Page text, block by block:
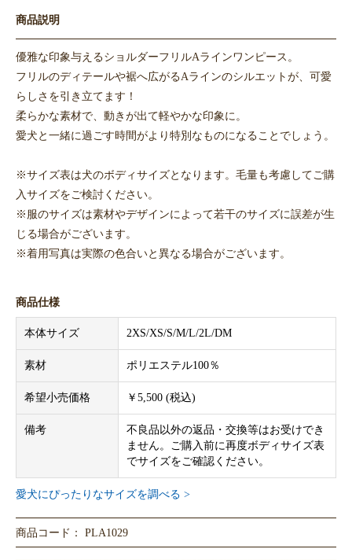
商品説明
優雅な印象与えるショルダーフリルAラインワンピース。
フリルのディテールや裾へ広がるAラインのシルエットが、可愛
らしさを引き立てます！
柔らかな素材で、動きが出て軽やかな印象に。
愛犬と一緒に過ごす時間がより特別なものになることでしょう。
※サイズ表は犬のボディサイズとなります。毛量も考慮してご購
入サイズをご検討ください。
※服のサイズは素材やデザインによって若干のサイズに誤差が生
じる場合がございます。
※着用写真は実際の色合いと異なる場合がございます。
商品仕様
本体サイズ 2XS/XS/S/M/L/2L/DM
素材 ポリエステル100％
希望小売価格 ￥5,500 (税込)
備考
不良品以外の返品・交換等はお受けでき
ません。ご購入前に再度ボディサイズ表
でサイズをご確認ください。
愛犬にぴったりなサイズを調べる >
商品コード： PLA1029